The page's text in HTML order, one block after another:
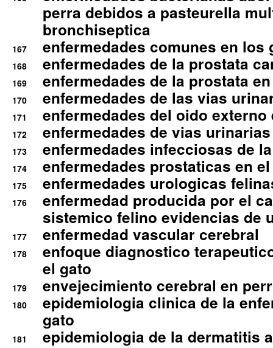
perra debidos a pasteurella
bronchiseptica
167 enfermedades comunes en los
168 enfermedades de la prostata
169 enfermedades de la prostata
170 enfermedades de las vias
171 enfermedades del oido
172 enfermedades de vias
173 enfermedades infecciosas de
174 enfermedades prostaticas en
175 enfermedades urologicas
176
enfermedad producida por el
sistemico felino evidencias de
177 enfermedad vascular cerebral
178
enfoque diagnostico
el gato
179 envejecimiento cerebral en
180
epidemiologia clinica de la
gato
181 epidemiologia de la dermatitis